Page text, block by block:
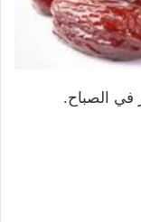
في الصباح.